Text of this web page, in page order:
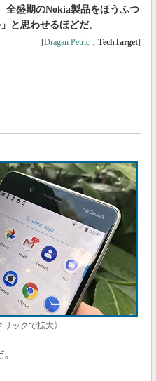
全盛期のNokia製品をほうふつ
と思わせるほどだ。
[Dragan Petric ， TechTarget]
ックで拡大》